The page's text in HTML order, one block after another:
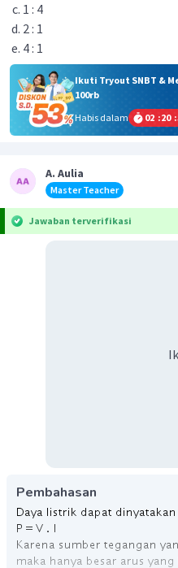
1 : 4
2 : 1
4 : 1
Ikuti Tryout SNBT &
100rb
Habis dalam
02 :20 :
A. Aulia
Master Teacher
Jawaban terverifikasi
Pembahasan